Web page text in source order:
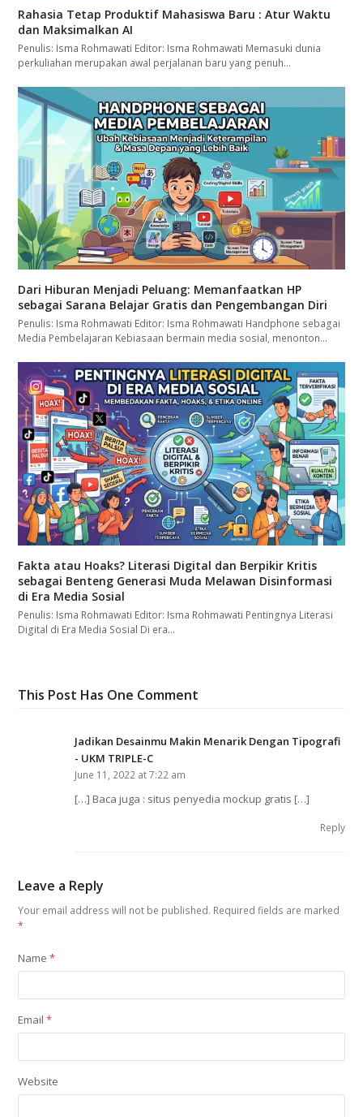
Rahasia Tetap Produktif Mahasiswa Baru : Atur Waktu
dan Maksimalkan AI
Penulis: Isma Rohmawati Editor: Isma Rohmawati Memasuki dunia
perkuliahan merupakan awal perjalanan baru yang penuh…
Dari Hiburan Menjadi Peluang: Memanfaatkan HP
sebagai Sarana Belajar Gratis dan Pengembangan Diri
Penulis: Isma Rohmawati Editor: Isma Rohmawati Handphone sebagai
Media Pembelajaran Kebiasaan bermain media sosial, menonton…
Fakta atau Hoaks? Literasi Digital dan Berpikir Kritis
sebagai Benteng Generasi Muda Melawan Disinformasi
di Era Media Sosial
Penulis: Isma Rohmawati Editor: Isma Rohmawati Pentingnya Literasi
Digital di Era Media Sosial Di era…
This Post Has One Comment
Jadikan Desainmu Makin Menarik Dengan Tipografi
- UKM TRIPLE-C
June 11, 2022 at 7:22 am
[…] Baca juga : situs penyedia mockup gratis […]
Reply
Leave a Reply
Your email address will not be published. Required fields are marked
*
Name*
Email*
Website